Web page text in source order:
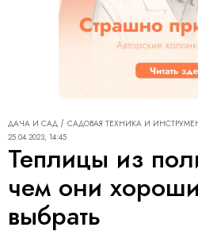
ДАЧА И САД
САДОВАЯ ТЕХНИКА И
25.04.2023, 14:45
Теплицы из
чем они
выбрать